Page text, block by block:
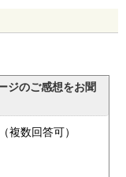
ジのご感想をお聞
複数回答可）